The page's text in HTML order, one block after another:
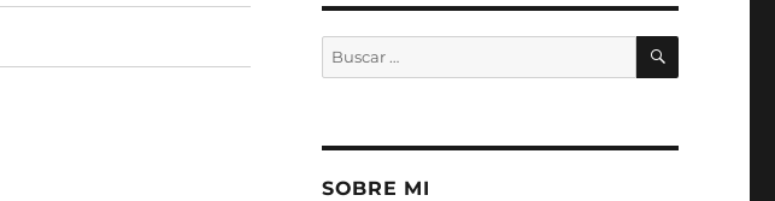
Buscar
por:
BUSCAR
SOBRE MI